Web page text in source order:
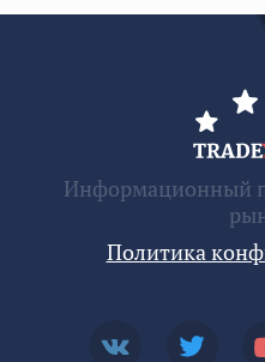
Информационный
Политика